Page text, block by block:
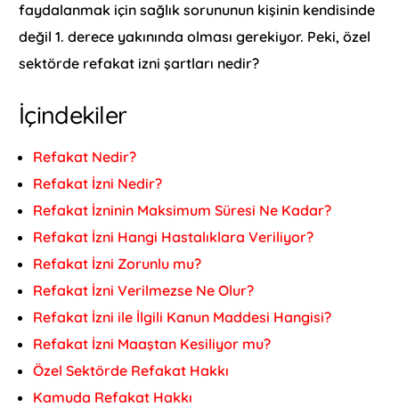
faydalanmak için sağlık sorununun kişinin kendisinde
değil 1. derece yakınında olması gerekiyor. Peki, özel
sektörde refakat izni şartları nedir?
İçindekiler
Refakat Nedir?
Refakat İzni Nedir?
Refakat İzninin Maksimum Süresi Ne Kadar?
Refakat İzni Hangi Hastalıklara Veriliyor?
Refakat İzni Zorunlu mu?
Refakat İzni Verilmezse Ne Olur?
Refakat İzni ile İlgili Kanun Maddesi Hangisi?
Refakat İzni Maaştan Kesiliyor mu?
Özel Sektörde Refakat Hakkı
Kamuda Refakat Hakkı